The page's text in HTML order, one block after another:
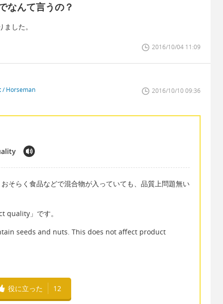
なんて言うの？
した。
2016/10/04 11:09
/ Horseman 2016/10/10 09:36
そらく食品などで混合物が入っていても、品質上問題無い
」です。
seeds and nuts. This does not affect product
役に立った 12